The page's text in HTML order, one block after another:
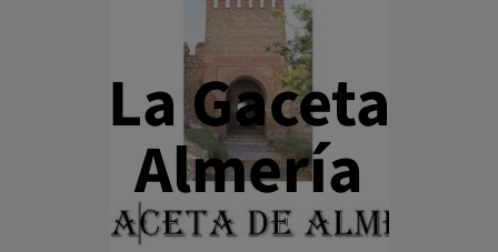
La Gaceta
Almería